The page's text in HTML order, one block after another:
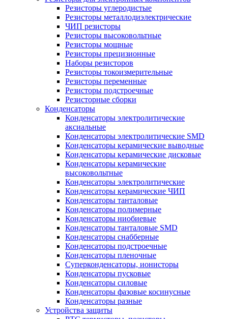
Резисторы углеродистые
Резисторы металлодиэлектрические
ЧИП резисторы
Резисторы высоковольтные
Резисторы мощные
Резисторы прецизионные
Наборы резисторов
Резисторы токоизмерительные
Резисторы переменные
Резисторы подстроечные
Резисторные сборки
Конденсаторы
Конденсаторы электролитические
аксиальные
Конденсаторы электролитические SMD
Конденсаторы керамические выводные
Конденсаторы керамические дисковые
Конденсаторы керамические
высоковольтные
Конденсаторы электролитические
Конденсаторы керамические ЧИП
Конденсаторы танталовые
Конденсаторы полимерные
Конденсаторы ниобиевые
Конденсаторы танталовые SMD
Конденсаторы снабберные
Конденсаторы подстроечные
Конденсаторы пленочные
Суперконденсаторы, ионисторы
Конденсаторы пусковые
Конденсаторы силовые
Конденсаторы фазовые косинусные
Конденсаторы разные
Устройства защиты